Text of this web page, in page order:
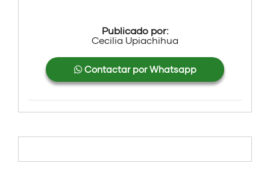
Publicado por:
Cecilia Upiachihua
Contactar por Whatsapp